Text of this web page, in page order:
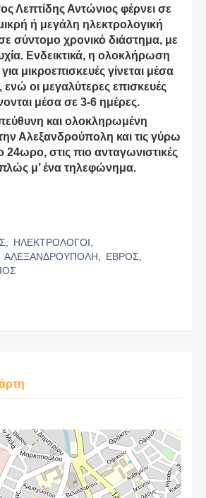
Λεπτίδης Αντώνιος φέρνει σε
ή μεγάλη ηλεκτρολογική
σύντομο χρονικό διάστημα, με
Ενδεικτικά, η ολοκλήρωση
μικροεπισκευές γίνεται μέσα
ενώ οι μεγαλύτερες επισκευές
μέσα σε 3-6 ημέρες.
και ολοκληρωμένη
Αλεξανδρούπολη και τις γύρω
24ωρο, στις πιο ανταγωνιστικές
μ’ ένα τηλεφώνημα.
ΗΛΕΚΤΡΟΛΟΓΟΙ,
ΑΛΕΞΑΝΔΡΟΥΠΟΛΗ,
ΕΒΡΟΣ,